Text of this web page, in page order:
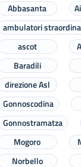
Abbasanta
ambulatori
ascot
Baradili
direzione Asl
Gonnoscodina
Gonnostramatza
Mogoro
Norbello